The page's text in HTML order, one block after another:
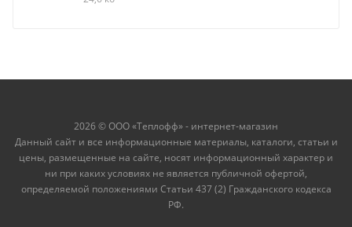
2026 © ООО «Теплофф» - интернет-магазин
Данный сайт и все информационные материалы, каталоги, статьи и
цены, размещенные на сайте, носят информационный характер и
ни при каких условиях не является публичной офертой,
определяемой положениями Статьи 437 (2) Гражданского кодекса
РФ.